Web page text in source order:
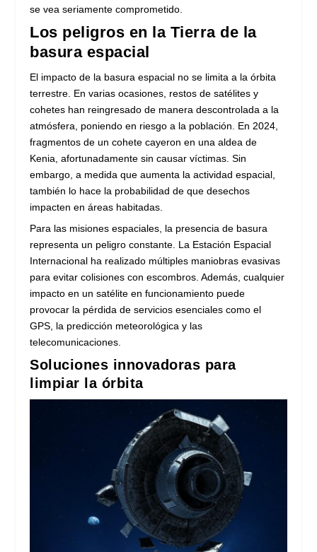
se vea seriamente comprometido.
Los peligros en la Tierra de la
basura espacial
El impacto de la basura espacial no se limita a la órbita
terrestre. En varias ocasiones, restos de satélites y
cohetes han reingresado de manera descontrolada a la
atmósfera, poniendo en riesgo a la población. En 2024,
fragmentos de un cohete cayeron en una aldea de
Kenia, afortunadamente sin causar víctimas. Sin
embargo, a medida que aumenta la actividad espacial,
también lo hace la probabilidad de que desechos
impacten en áreas habitadas.
Para las misiones espaciales, la presencia de basura
representa un peligro constante. La Estación Espacial
Internacional ha realizado múltiples maniobras evasivas
para evitar colisiones con escombros. Además, cualquier
impacto en un satélite en funcionamiento puede
provocar la pérdida de servicios esenciales como el
GPS, la predicción meteorológica y las
telecomunicaciones.
Soluciones innovadoras para
limpiar la órbita